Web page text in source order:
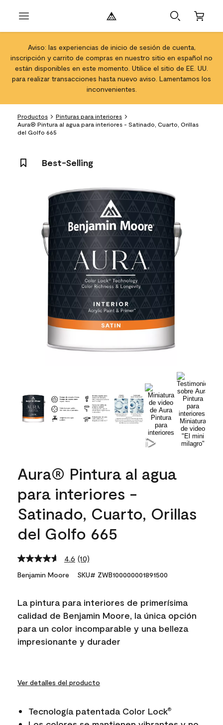
Aviso: las experiencias de inicio de sesión de cuenta,
inscripción y carrito de compras en nuestro sitio en español no
están disponibles en este momento. Utilice el sitio de EE. UU.
para realizar transacciones hasta nuevo aviso. Lamentamos los
inconvenientes.
Productos
Pinturas para interiores
Aura® Pintura al agua para interiores - Satinado, Cuarto, Orillas
del Golfo 665
Best-Selling
Aura® Pintura al agua
para interiores -
Satinado, Cuarto, Orillas
del Golfo 665
4.6 Read
10
Reviews.
link.
(10)
Benjamin Moore SKU# ZWB100000001891500
La pintura para interiores de primerísima
calidad de Benjamin Moore, la única opción
para un color incomparable y una belleza
impresionante y durader
Ver detalles del producto
Tecnología patentada Color Lock®